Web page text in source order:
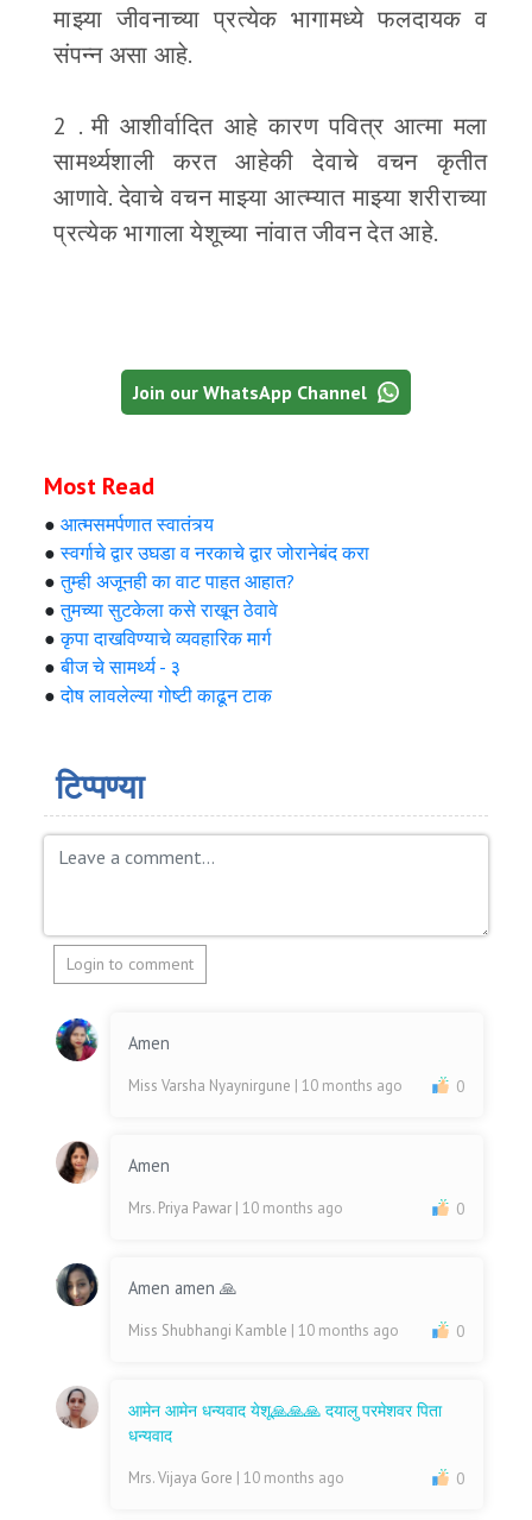
माझ्या जीवनाच्या प्रत्येक भागामध्ये फलदायक व
संपन्न असा आहे.
2 . मी आशीर्वादित आहे कारण पवित्र आत्मा मला
सामर्थ्यशाली करत आहेकी देवाचे वचन कृतीत
आणावे. देवाचे वचन माझ्या आत्म्यात माझ्या शरीराच्या
प्रत्येक भागाला येशूच्या नांवात जीवन देत आहे.
Join our WhatsApp Channel
Most Read
●आत्मसमर्पणात स्वातंत्र्य
●स्वर्गाचे द्वार उघडा व नरकाचे द्वार जोरानेबंद करा
●तुम्ही अजूनही का वाट पाहत आहात?
●तुमच्या सुटकेला कसे राखून ठेवावे
●कृपा दाखविण्याचे व्यवहारिक मार्ग
●बीज चे सामर्थ्य - ३
●दोष लावलेल्या गोष्टी काढून टाक
टिप्पण्या
Login to comment
Amen
Miss Varsha Nyaynirgune | 10 months ago 0
Amen
Mrs. Priya Pawar | 10 months ago 0
Amen amen 🙏
Miss Shubhangi Kamble | 10 months ago 0
आमेन आमेन धन्यवाद येशू🙏🙏🙏 दयालु परमेशवर पिता
धन्यवाद
Mrs. Vijaya Gore | 10 months ago 0